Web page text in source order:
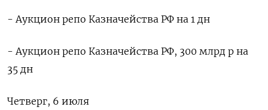
- Аукцион репо Казначейства РФ на 1 дн
- Аукцион репо Казначейства РФ, 300 млрд р на
35 дн
Четверг, 6 июля